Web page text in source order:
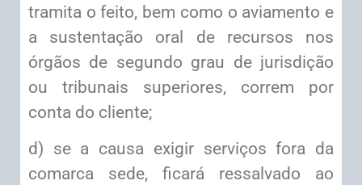
tramita o feito, bem como o aviamento e
a sustentação oral de recursos nos
órgãos de segundo grau de jurisdição
ou tribunais superiores, correm por
conta do cliente;
d) se a causa exigir serviços fora da
comarca sede, ficará ressalvado ao